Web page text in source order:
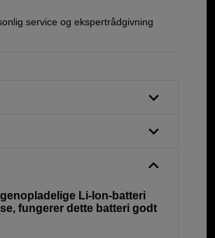
service og ekspertrådgivning
Li-Ion-batteri
fungerer dette batteri godt